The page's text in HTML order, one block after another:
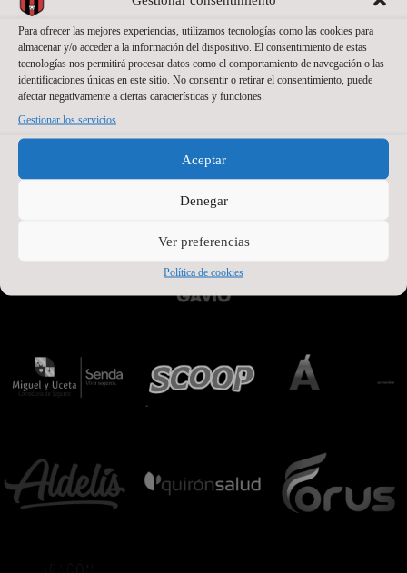
Para ofrecer las mejores experiencias, utilizamos tecnologías como las cookies para
almacenar y/o acceder a la información del dispositivo. El consentimiento de estas
tecnologías nos permitirá procesar datos como el comportamiento de navegación o las
identificaciones únicas en este sitio. No consentir o retirar el consentimiento, puede
afectar negativamente a ciertas características y funciones.
Gestionar los servicios
Aceptar
Denegar
Ver preferencias
Política de cookies
PATROCINADORES OFICIALES PREMIUM